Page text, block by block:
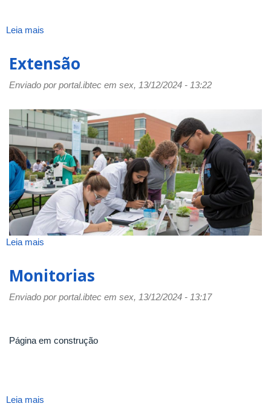
Leia mais
utilização
Logomarca
Extensão
Enviado porportal.ibtec em sex, 13/12/2024 - 13:22
Leia mais
Monitorias
Enviado porportal.ibtec em sex, 13/12/2024 - 13:17
Página em construção
Leia mais